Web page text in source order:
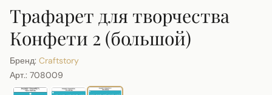
Трафарет для творчества
Конфети 2 (большой)
Бренд: Craftstory
Арт.: 708009